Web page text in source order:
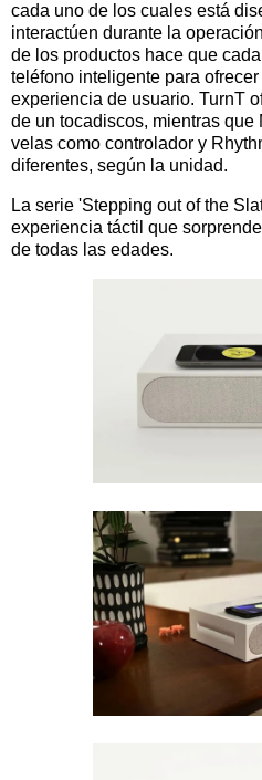
cada uno de los cuales está
interactúen durante la
de los productos hace que
teléfono inteligente para
experiencia de usuario. TurnT
de un tocadiscos, mientras
velas como controlador y
diferentes, según la unidad.
La serie 'Stepping out of the
experiencia táctil que
de todas las edades.